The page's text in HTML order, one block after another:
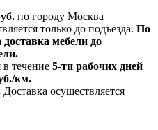
по городу Москва
только до подъезда. По
мебели до
в течение 5-ти рабочих дней
км.
Доставка осуществляется